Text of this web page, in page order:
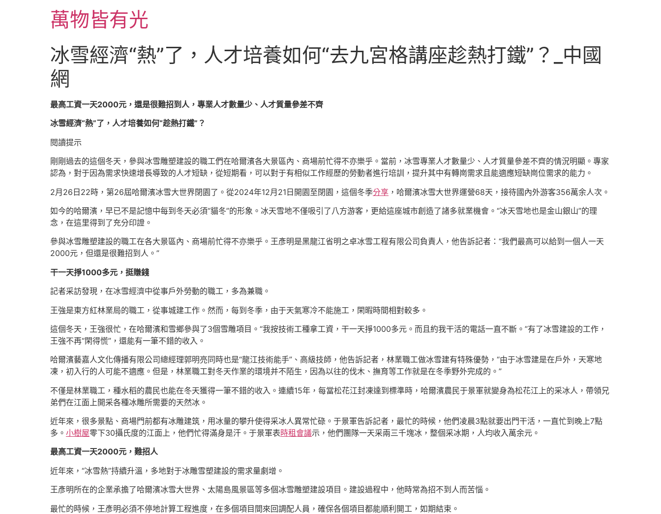
萬物皆有光
冰雪經濟“熱”了，人才培養如何“去九宮格講座趁熱打鐵”？_中國
網
最高工資一天2000元，還是很難招到人，專業人才數量少、人才質量參差不齊
冰雪經濟“熱”了，人才培養如何“趁熱打鐵”？
閱讀提示
剛剛過去的這個冬天，參與冰雪雕塑建設的職工們在哈爾濱各大景區內、商場前忙得不亦樂乎。當前，冰雪專業人才數量少、人才質量參差不齊的情況明顯。專家
認為，對于因為需求快速增長導致的人才短缺，從短期看，可以對于有相似工作經歷的勞動者進行培訓，提升其中有轉崗需求且能適應短缺崗位需求的能力。
2月26日22時，第26屆哈爾濱冰雪大世界閉園了。從2024年12月21日開園至閉園，這個冬季分享 ，哈爾濱冰雪大世界運營68天，接待國內外游客356萬余人次。
如今的哈爾濱，早已不是記憶中每到冬天必須“貓冬”的形象。冰天雪地不僅吸引了八方游客，更給這座城市創造了諸多就業機會。“冰天雪地也是金山銀山”的理
念，在這里得到了充分印證。
參與冰雪雕塑建設的職工在各大景區內、商場前忙得不亦樂乎。王彥明是黑龍江省明之卓冰雪工程有限公司負責人，他告訴記者：“我們最高可以給到一個人一天
2000元，但還是很難招到人。”
干一天掙1000多元，挺賺錢
記者采訪發現，在冰雪經濟中從事戶外勞動的職工，多為兼職。
王強是東方紅林業局的職工，從事城建工作。然而，每到冬季，由于天氣寒冷不能施工，閑暇時間相對較多。
這個冬天，王強很忙，在哈爾濱和雪鄉參與了3個雪雕項目。“我按技術工種拿工資，干一天掙1000多元。而且約我干活的電話一直不斷。”有了冰雪建設的工作，
王強不再“閑得慌”，還能有一筆不錯的收入。
哈爾濱藝嘉人文化傳播有限公司總經理郭明亮同時也是“龍江技術能手”、高級技師，他告訴記者，林業職工做冰雪建有特殊優勢，“由于冰雪建是在戶外，天寒地
凍，初入行的人可能不適應。但是，林業職工對冬天作業的環境并不陌生，因為以往的伐木、撫育等工作就是在冬季野外完成的。”
不僅是林業職工，種水稻的農民也能在冬天獲得一筆不錯的收入。連續15年，每當松花江封凍達到標準時，哈爾濱農民于景軍就變身為松花江上的采冰人，帶領兄
弟們在江面上開采各種冰雕所需要的天然冰。
近年來，很多景點、商場門前都有冰雕建筑，用冰量的攀升使得采冰人異常忙碌。于景軍告訴記者，最忙的時候，他們凌晨3點就要出門干活，一直忙到晚上7點
多。 小樹屋零下30攝氏度的江面上，他們忙得滿身是汗。于景軍表時租會議示，他們團隊一天采兩三千塊冰，整個采冰期，人均收入萬余元。
最高工資一天2000元，難招人
近年來，“冰雪熱”持續升溫，多地對于冰雕雪塑建設的需求量劇增。
王彥明所在的企業承擔了哈爾濱冰雪大世界、太陽島風景區等多個冰雪雕塑建設項目。建設過程中，他時常為招不到人而苦惱。
最忙的時候，王彥明必須不停地計算工程進度，在多個項目間來回調配人員，確保各個項目都能順利開工，如期結束。